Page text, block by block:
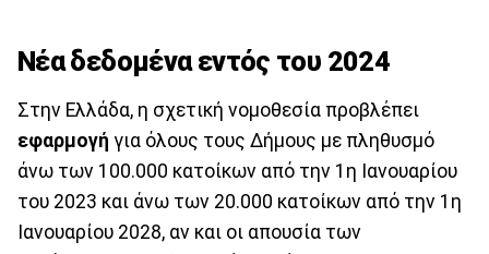
Νέα δεδομένα εντός του 2024
Στην Ελλάδα, η σχετική νομοθεσία προβλέπει
εφαρμογή για όλους τους Δήμους με πληθυσμό
άνω των 100.000 κατοίκων από την 1η Ιανουαρίου
του 2023 και άνω των 20.000 κατοίκων από την 1η
Ιανουαρίου 2028, αν και οι απουσία των